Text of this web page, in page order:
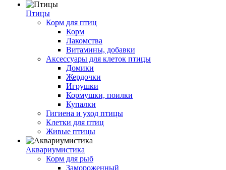
Птицы
Корм для птиц
Корм
Лакомства
Витамины, добавки
Аксессуары для клеток птицы
Домики
Жердочки
Игрушки
Кормушки, поилки
Купалки
Гигиена и уход птицы
Клетки для птиц
Живые птицы
Аквариумистика
Корм для рыб
Замороженный